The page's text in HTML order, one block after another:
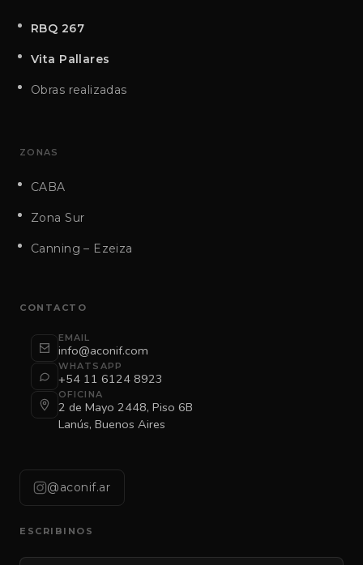
RBQ 267
Vita Pallares
Obras realizadas
ZONAS
CABA
Zona Sur
Canning – Ezeiza
CONTACTO
EMAIL
info@aconif.com
WHATSAPP
+54 11 6124 8923
OFICINA
2 de Mayo 2448, Piso 6B
Lanús, Buenos Aires
@aconif.ar
ESCRIBINOS